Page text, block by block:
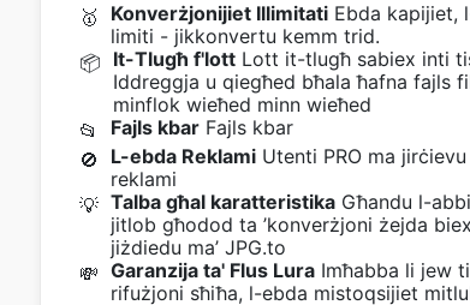
🥇 Konverżjonijiet IllimitatiEbda kapijiet,
limiti - jikkonvertu kemm trid.
📦 It-Tlugħ f'lottLott it-tlugħ sabiex inti
Iddreggja u qiegħed bħala ħafna fajls
minflok wieħed minn wieħed
📂
Fajls kbarFajls kbar
🚫
L-ebda ReklamiUtenti PRO ma
reklami
💡 Talba għal karatteristikaGħandu l-
jitlob għodod ta ’konverżjoni żejda biex
jiżdiedu ma’ JPG.to
💸 Garanzija ta' Flus LuraImħabba li jew
rifużjoni sħiħa, l-ebda mistoqsijiet